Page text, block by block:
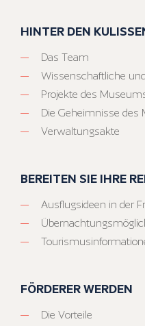
HINTER DEN
Das Team
Wissenschaftliche
Projekte des
Die Geheimnisse des
Verwaltungsakte
BEREITEN SIE IHRE
Ausflugsideen in der
FÖRDERER WERDEN
Die Vorteile